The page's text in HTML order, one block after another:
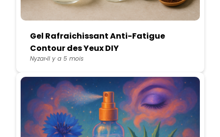
Gel Rafraichissant Anti-Fatigue
Contour des Yeux DIY
NyzarIl y a 5 mois